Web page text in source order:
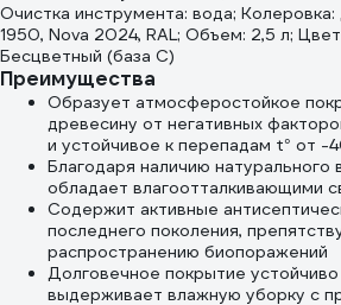
Очистка инструмента: вода; Колеровка:
1950, Nova 2024, RAL; Объем: 2,5 л;
Бесцветный (база C)
Преимущества
Образует атмосферостойкое
древесину от негативных
и устойчивое к перепадам t° от -
Благодаря наличию натурального
обладает влагоотталкивающими
Содержит активные
последнего поколения,
распространению биопоражений
Долговечное покрытие
выдерживает влажную уборку с